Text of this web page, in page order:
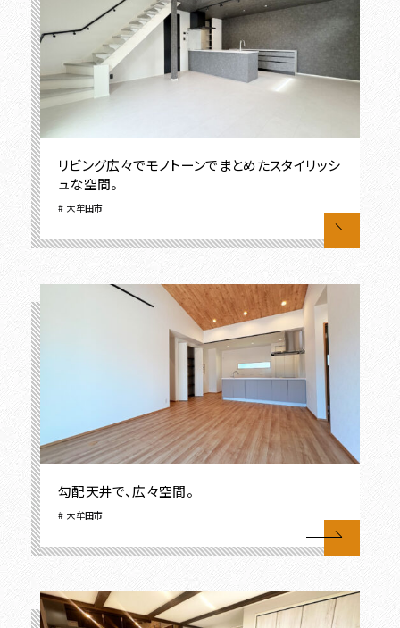
リビング広々でモノトーンでまとめたスタイリッシ
ュな空間。
大牟田市
勾配天井で、広々空間。
大牟田市